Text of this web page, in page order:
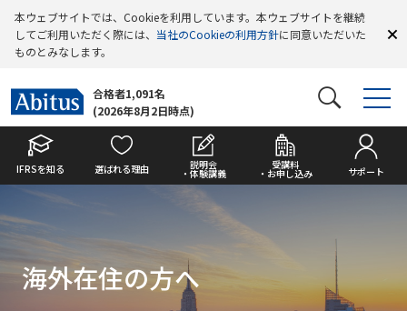
本ウェブサイトでは、Cookieを利用しています。本ウェブサイトを継続
してご利用いただく際には、 当社のCookieの利用方針に同意いただいた
ものとみなします。
合格者1,091名
(2026年8月2日時点)
IFRSを知る 選ばれる理由 説明会
・体験講義
受講料
・お申し込み サポート
海外在住の⽅へ